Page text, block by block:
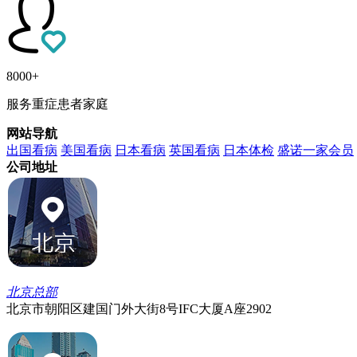
8000+
服务重症患者家庭
网站导航
出国看病 美国看病 日本看病 英国看病 日本体检 盛诺一家会员
公司地址
北京总部
北京市朝阳区建国门外大街8号IFC大厦A座2902